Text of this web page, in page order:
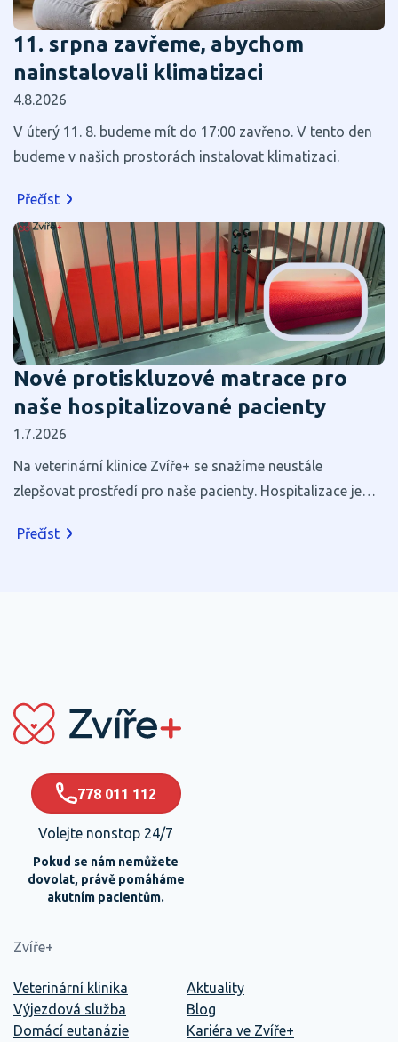
11. srpna zavřeme, abychom
nainstalovali klimatizaci
4.8.2026
V úterý 11. 8. budeme mít do 17:00 zavřeno. V tento den
budeme v našich prostorách instalovat klimatizaci.
Přečíst
Nové protiskluzové matrace pro
naše hospitalizované pacienty
1.7.2026
Na veterinární klinice Zvíře+ se snažíme neustále
zlepšovat prostředí pro naše pacienty. Hospitalizace je
maličkosti mohou výrazně přispět k jejich pohodlí a
Přečíst
778 011 112
Volejte nonstop 24/7
Pokud se nám nemůžete
dovolat, právě pomáháme
akutním pacientům.
Zvíře+
Veterinární klinika
Výjezdová služba
Domácí eutanázie
Aktuality
Blog
Kariéra ve Zvíře+